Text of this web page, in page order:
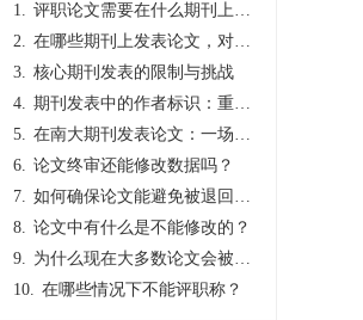
1. 评职论文需要在什么期刊上发表？
2. 在哪些期刊上发表论文，对考研有优势？
3. 核心期刊发表的限制与挑战
4. 期刊发表中的作者标识：重要性与实践
5. 在南大期刊发表论文：一场知识探索与学术成就的旅程
6. 论文终审还能修改数据吗？
7. 如何确保论文能避免被退回：关键条件与策略
8. 论文中有什么是不能修改的？
9. 为什么现在大多数论文会被评判为AI撰写？（深度剖析查重机制下的困境与出路）
10. 在哪些情况下不能评职称？